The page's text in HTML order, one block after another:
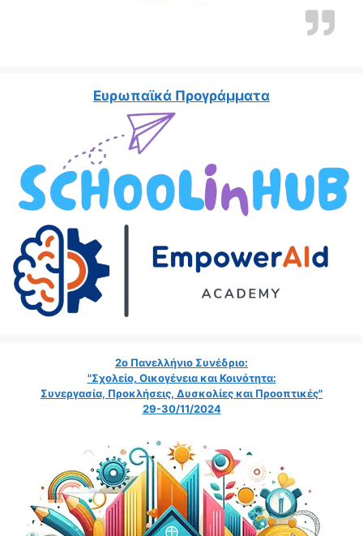
Ευρωπαϊκά Προγράμματα
2ο Πανελλήνιο Συνέδριο:
"Σχολείο, Οικογένεια και Κοινότητα:
Συνεργασία, Προκλήσεις, Δυσκολίες και Προοπτικές"
29-30/11/2024